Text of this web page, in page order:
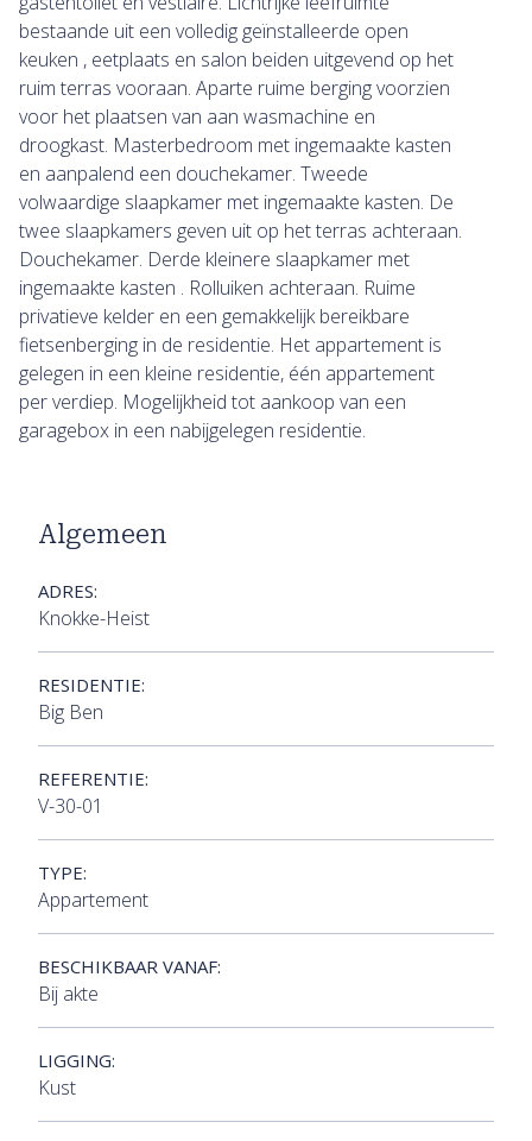
bestaande uit een volledig geïnstalleerde open
keuken , eetplaats en salon beiden uitgevend op het
ruim terras vooraan. Aparte ruime berging voorzien
voor het plaatsen van aan wasmachine en
droogkast. Masterbedroom met ingemaakte kasten
en aanpalend een douchekamer. Tweede
volwaardige slaapkamer met ingemaakte kasten. De
twee slaapkamers geven uit op het terras achteraan.
Douchekamer. Derde kleinere slaapkamer met
ingemaakte kasten . Rolluiken achteraan. Ruime
privatieve kelder en een gemakkelijk bereikbare
fietsenberging in de residentie. Het appartement is
gelegen in een kleine residentie, één appartement
per verdiep. Mogelijkheid tot aankoop van een
garagebox in een nabijgelegen residentie.
Algemeen
ADRES:
Knokke-Heist
RESIDENTIE:
Big Ben
REFERENTIE:
V-30-01
TYPE:
Appartement
BESCHIKBAAR VANAF:
Bij akte
LIGGING:
Kust